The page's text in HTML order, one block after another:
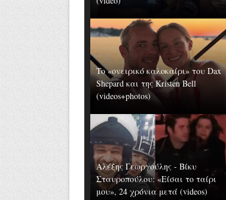
To «ονειρικό καλοκαίρι» του Dax
Shepard και της Kristen Bell
(videos+photos)
Αλέξης Γεωργούλης - Βίκυ
Σταυροπούλου: «Είσαι το ταίρι
μου», 24 χρόνια μετά (videos)